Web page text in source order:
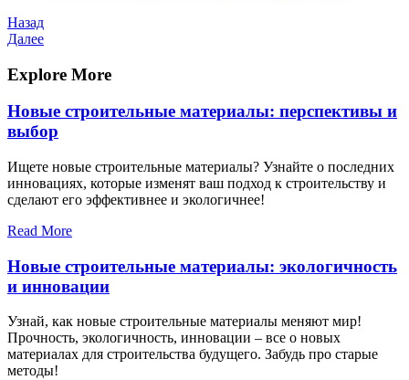
Навигация
по
записям
Предыдущая
запись
Назад
Следующая
Далее
Explore More
Новые строительные материалы: перспективы и
выбор
Ищете новые строительные материалы? Узнайте о последних
инновациях, которые изменят ваш подход к строительству и
сделают его эффективнее и экологичнее!
Read More
Новые строительные материалы: экологичность
и инновации
Узнай, как новые строительные материалы меняют мир!
Прочность, экологичность, инновации – все о новых
материалах для строительства будущего. Забудь про старые
методы!